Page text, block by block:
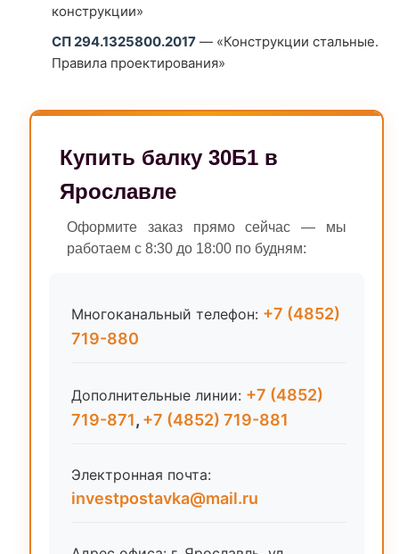
конструкции»
СП 294.1325800.2017 — «Конструкции стальные.
Правила проектирования»
Купить балку 30Б1 в
Ярославле
Оформите заказ прямо сейчас — мы
работаем с 8:30 до 18:00 по будням:
Многоканальный телефон: +7 (4852)
719-880
Дополнительные линии: +7 (4852)
719-871, +7 (4852) 719-881
Электронная почта:
investpostavka@mail.ru